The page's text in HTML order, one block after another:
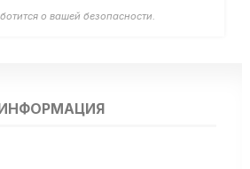
о вашей безопасности.
ИНФОРМАЦИЯ